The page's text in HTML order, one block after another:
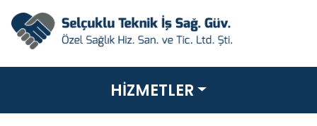
HİZMETLER